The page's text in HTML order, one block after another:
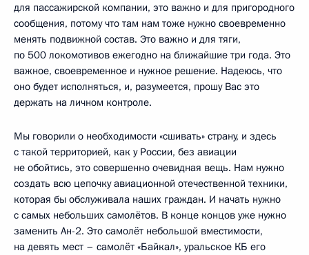
для пассажирской компании, это важно и для пригородного
сообщения, потому что там нам тоже нужно своевременно
менять подвижной состав. Это важно и для тяги,
по 500 локомотивов ежегодно на ближайшие три года. Это
важное, своевременное и нужное решение. Надеюсь, что
оно будет исполняться, и, разумеется, прошу Вас это
держать на личном контроле.
Мы говорили о необходимости «сшивать» страну, и здесь
с такой территорией, как у России, без авиации
не обойтись, это совершенно очевидная вещь. Нам нужно
создать всю цепочку авиационной отечественной техники,
которая бы обслуживала наших граждан. И начать нужно
с самых небольших самолётов. В конце концов уже нужно
заменить Ан-2. Это самолёт небольшой вместимости,
на девять мест – самолёт «Байкал», уральское КБ его